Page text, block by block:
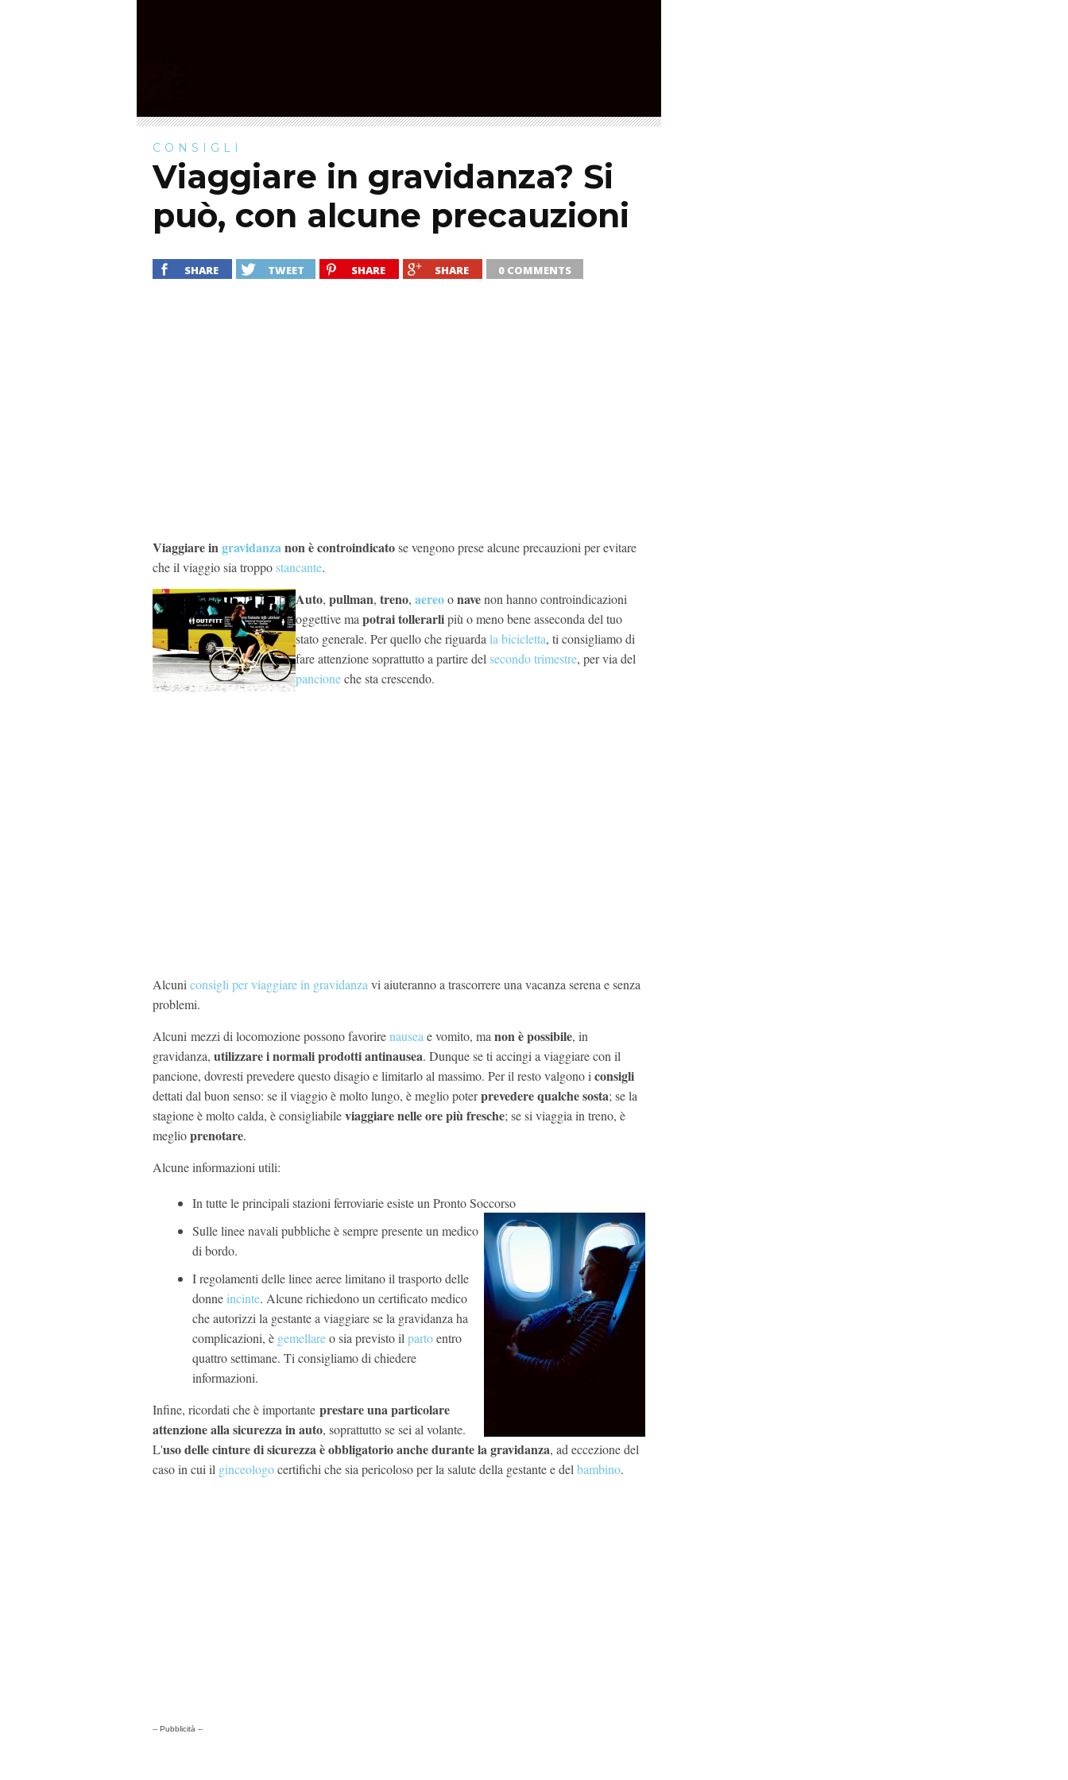
CONSIGLI
Viaggiare in gravidanza? Si
può, con alcune precauzioni
SHARE TWEET SHARE SHARE 0 COMMENTS
Viaggiare ingravidanzanon è controindicatose vengono prese alcune precauzioni per evitare
che il viaggio sia troppostancante.
Auto, pullman, treno, aereoonavenon hanno controindicazioni
oggettive ma potrai tollerarlipiù o meno bene asseconda del tuo
stato generale. Per quello che riguarda la bicicletta, ti consigliamo di
fare attenzione soprattutto a partire del secondo trimestre, per via del
pancioneche sta crescendo.
Alcuni consigli per viaggiare in gravidanza vi aiuteranno a trascorrere una vacanza serena e senza
problemi.
Alcuni mezzi di locomozione possono favorirenausea e vomito, ma non è possibile, in
gravidanza, utilizzare i normali prodotti antinausea. Dunque se ti accingi a viaggiare con il
pancione, dovresti prevedere questo disagio e limitarlo al massimo. Per il resto valgono i consigli
dettati dal buon senso: se il viaggio è molto lungo, è meglio poterprevedere qualche sosta; se la
stagione è molto calda, è consigliabileviaggiare nelle ore più fresche; se si viaggia in treno, è
meglioprenotare.
Alcune informazioni utili:
In tutte le principali stazioni ferroviarie esiste un Pronto Soccorso
Sulle linee navali pubbliche è sempre presente un medico
di bordo.
I regolamenti delle linee aeree limitano il trasporto delle
donne incinte. Alcune richiedono un certificato medico
che autorizzi la gestante a viaggiare se la gravidanza ha
complicazioni, è gemellareo sia previsto il partoentro
quattro settimane. Ti consigliamo di chiedere
informazioni.
Infine, ricordati che è importante prestare una particolare
attenzione alla sicurezza in auto, soprattutto se sei al volante.
L'uso delle cinture di sicurezza è obbligatorio anche durante la gravidanza, ad eccezione del
caso in cui il ginceologocertifichi che sia pericoloso per la salute della gestante e del bambino.
-- Pubblicità --